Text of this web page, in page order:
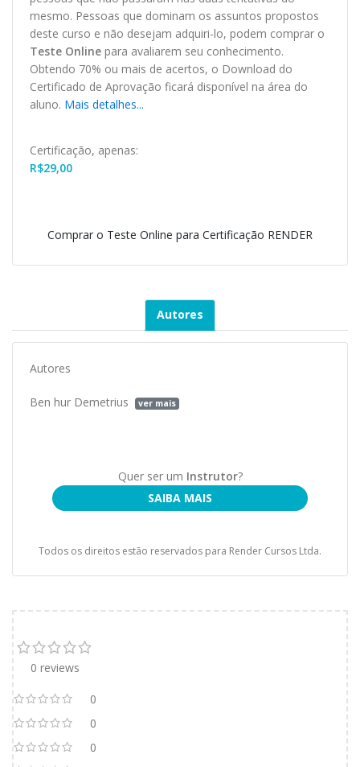
mesmo. Pessoas que dominam os assuntos propostos
deste curso e não desejam adquiri-lo, podem comprar o
Teste Online para avaliarem seu conhecimento.
Obtendo 70% ou mais de acertos, o Download do
Certificado de Aprovação ficará disponível na área do
aluno. Mais detalhes...
Certificação, apenas:
R$29,00
Comprar o Teste Online para Certificação RENDER
Autores
Autores
Ben hur Demetrius ver mais
Quer ser um Instrutor?
SAIBA MAIS
Todos os direitos estão reservados para Render Cursos Ltda.
0 reviews
0
0
0